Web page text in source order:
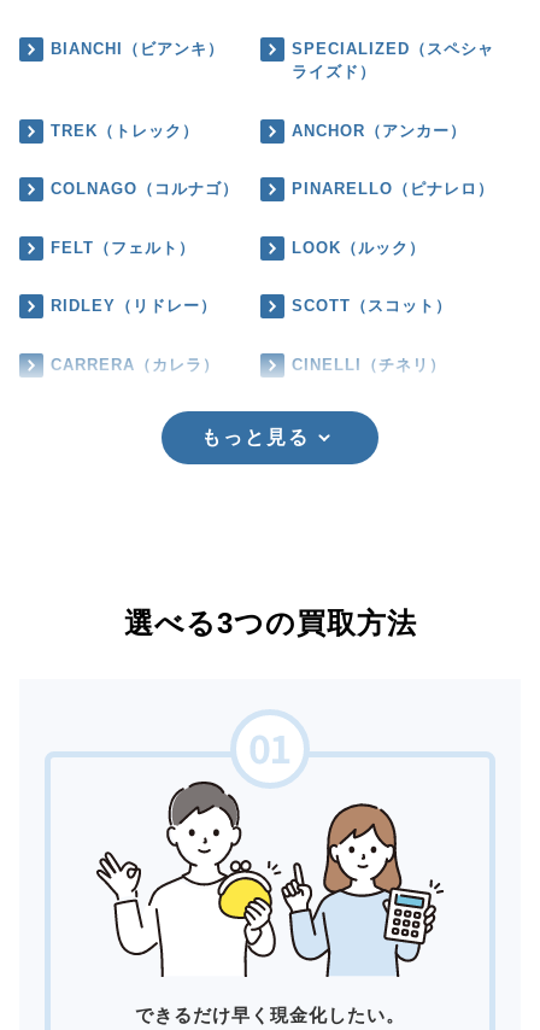
BIANCHI（ビアンキ）
SPECIALIZED（スペシャ
ライズド）
TREK（トレック） ANCHOR（アンカー）
COLNAGO（コルナゴ） PINARELLO（ピナレロ）
FELT（フェルト） LOOK（ルック）
RIDLEY（リドレー） SCOTT（スコット）
CARRERA（カレラ） CINELLI（チネリ）
もっと見る
選べる3つの買取方法
できるだけ早く現金化したい。